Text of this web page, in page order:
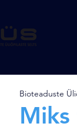
Bioteaduste